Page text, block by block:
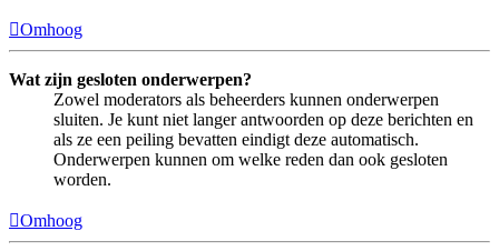
Omhoog
Wat zijn gesloten onderwerpen?
Zowel moderators als beheerders kunnen onderwerpen
sluiten. Je kunt niet langer antwoorden op deze berichten en
als ze een peiling bevatten eindigt deze automatisch.
Onderwerpen kunnen om welke reden dan ook gesloten
worden.
Omhoog